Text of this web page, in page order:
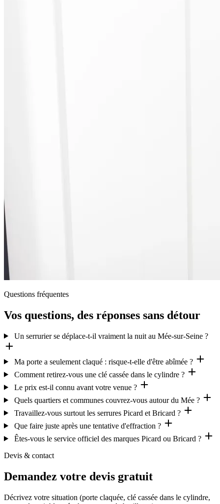
Questions fréquentes
Vos questions, des réponses sans détour
Un serrurier se déplace-t-il vraiment la nuit au Mée-sur-Seine ?
Ma porte a seulement claqué : risque-t-elle d'être abîmée ?
Comment retirez-vous une clé cassée dans le cylindre ?
Le prix est-il connu avant votre venue ?
Quels quartiers et communes couvrez-vous autour du Mée ?
Travaillez-vous surtout les serrures Picard et Bricard ?
Que faire juste après une tentative d'effraction ?
Êtes-vous le service officiel des marques Picard ou Bricard ?
Devis & contact
Demandez votre devis gratuit
Décrivez votre situation (porte claquée, clé cassée dans le cylindre,